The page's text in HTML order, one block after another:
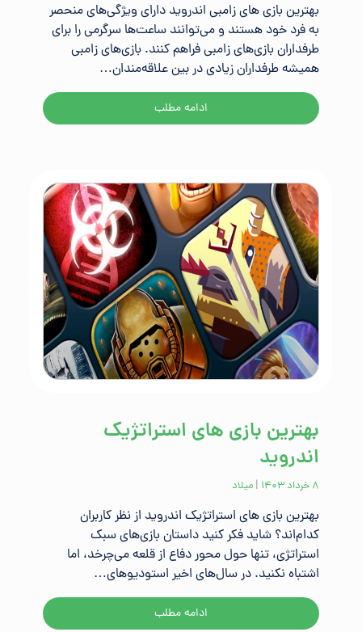
بهترین بازی های زامبی اندروید دارای ویژگی‌های منحصر
به فرد خود هستند و می‌توانند ساعت‌ها سرگرمی را برای
طرفداران بازی‌های زامبی فراهم کنند. بازی‌های زامبی
همیشه طرفداران زیادی در بین علاقه‌مندان…
ادامه مطلب
بهترین بازی های استراتژیک
اندروید
۸ خرداد ۱۴۰۳ | میلاد
بهترین بازی های استراتژیک اندروید از نظر کاربران
کدام‌اند؟ شاید فکر کنید داستان بازی‌‍‌های سبک
استراتژی، تنها حول محور دفاع از قلعه می‌چرخد، اما
اشتباه نکنید. در سال‌های اخیر استودیوهای…
ادامه مطلب